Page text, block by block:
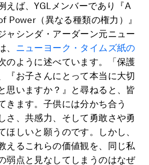
えば、YGLメンバーであり『A
（異なる種類の権力）』
ャシンダ・アーダーン元ニュー
、 ニューヨーク・タイムズ紙の
のように述べています。「保護
『お子さんにとって本当に大切
思いますか？』と尋ねると、皆
きます。子供には分かち合う
さ、共感力、そして勇敢さや勇
ほしいと願うのです。しかし、
えるこれらの価値観を、同じ私
弱点と見なしてしまうのはなぜ